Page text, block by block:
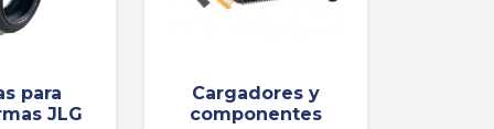
para
JLG
Cargadores y
componentes